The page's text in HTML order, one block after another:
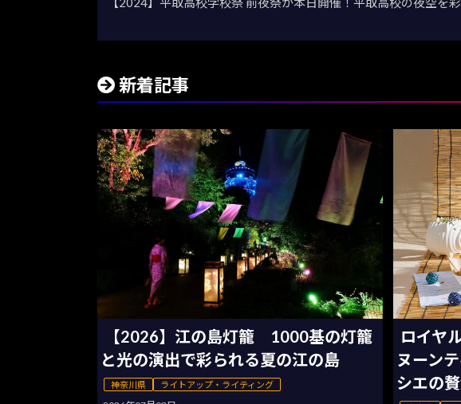
新着記事
【2026】江の島灯籠 1000基の灯籠
と光の演出で彩られる夏の江の島
神奈川県 ライトアップ・ライティング
ロイヤ
ヌーン
シエの